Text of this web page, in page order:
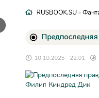
RUSBOOK.SU »
10.10.2025 - 22:01